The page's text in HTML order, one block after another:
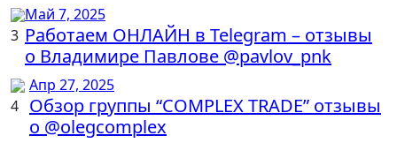
3
Май 7, 2025
Работаем ОНЛАЙН в Telegram – отзывы
о Владимире Павлове @pavlov_pnk
4
Апр 27, 2025
Обзор группы “COMPLEX TRADE” отзывы
о @olegcomplex